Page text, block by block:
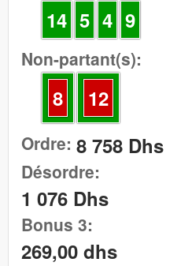
14 5 4 9
Non-partant(s):
8 12
Ordre: 8 758 Dhs
Désordre:
1 076 Dhs
Bonus 3:
269,00 dhs